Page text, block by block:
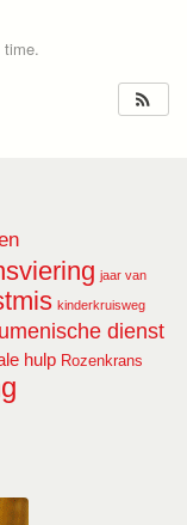
time.
jaar van
kinderkruisweg
dienst
hulp Rozenkrans